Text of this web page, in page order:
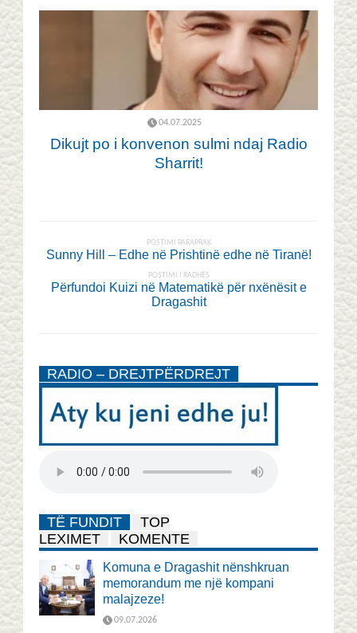
04.07.2025
Dikujt po i konvenon sulmi ndaj Radio
Sharrit!
POSTIMI PARAPRAK
Sunny Hill – Edhe në Prishtinë edhe në Tiranë!
POSTIMI I RADHËS
Përfundoi Kuizi në Matematikë për nxënësit e
Dragashit
RADIO – DREJTPËRDREJT
TË FUNDIT
TOP
LEXIMET
KOMENTE
Komuna e Dragashit nënshkruan
memorandum me një kompani
malajzeze!
09.07.2026